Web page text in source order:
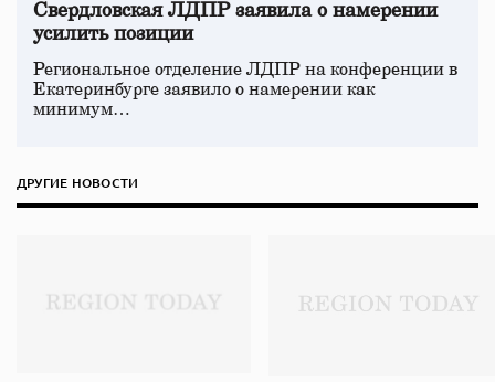
Свердловская ЛДПР заявила о намерении
усилить позиции
Региональное отделение ЛДПР на конференции в
Екатеринбурге заявило о намерении как
минимум…
ДРУГИЕ НОВОСТИ